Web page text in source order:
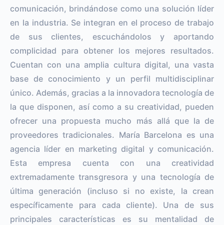
comunicación, brindándose como una solución líder
en la industria. Se integran en el proceso de trabajo
de sus clientes, escuchándolos y aportando
complicidad para obtener los mejores resultados.
Cuentan con una amplia cultura digital, una vasta
base de conocimiento y un perfil multidisciplinar
único. Además, gracias a la innovadora tecnología de
la que disponen, así como a su creatividad, pueden
ofrecer una propuesta mucho más allá que la de
proveedores tradicionales. María Barcelona es una
agencia líder en marketing digital y comunicación.
Esta empresa cuenta con una creatividad
extremadamente transgresora y una tecnología de
última generación (incluso si no existe, la crean
específicamente para cada cliente). Una de sus
principales características es su mentalidad de